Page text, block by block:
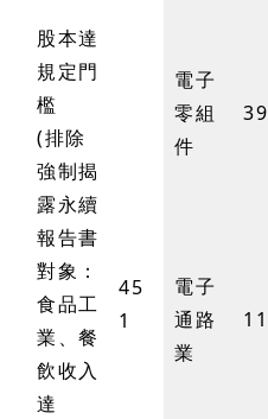
股本達
規定門
檻
(排除
強制揭
露永續
報告書
對象：
食品工
業、餐
飲收入
達
45
1
電子
零組
件
39
電子
通路
業
11